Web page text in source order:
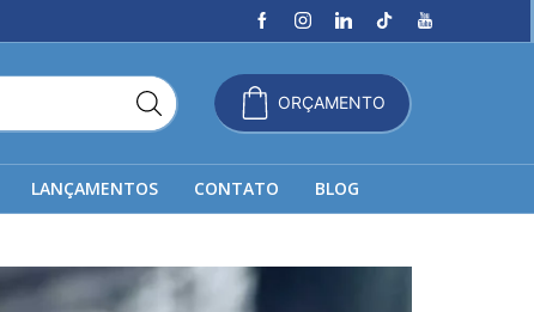
ORÇAMENTO
LANÇAMENTOS CONTATO BLOG